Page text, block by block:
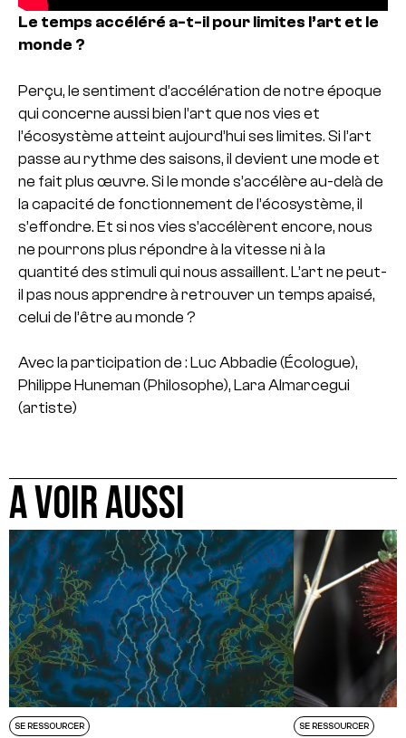
Le temps accéléré a-t-il pour limites l’art et le
monde ?
Perçu, le sentiment d’accélération de notre époque
qui concerne aussi bien l’art que nos vies et
l’écosystème atteint aujourd’hui ses limites. Si l’art
passe au rythme des saisons, il devient une mode et
ne fait plus œuvre. Si le monde s’accélère au-delà de
la capacité de fonctionnement de l’écosystème, il
s’effondre. Et si nos vies s’accélèrent encore, nous
ne pourrons plus répondre à la vitesse ni à la
quantité des stimuli qui nous assaillent. L’art ne peut-
il pas nous apprendre à retrouver un temps apaisé,
celui de l’être au monde ?
Avec la participation de : Luc Abbadie (Écologue),
Philippe Huneman (Philosophe), Lara Almarcegui
(artiste)
A VOIR AUSSI
SE RESSOURCER SE RESSOURCER